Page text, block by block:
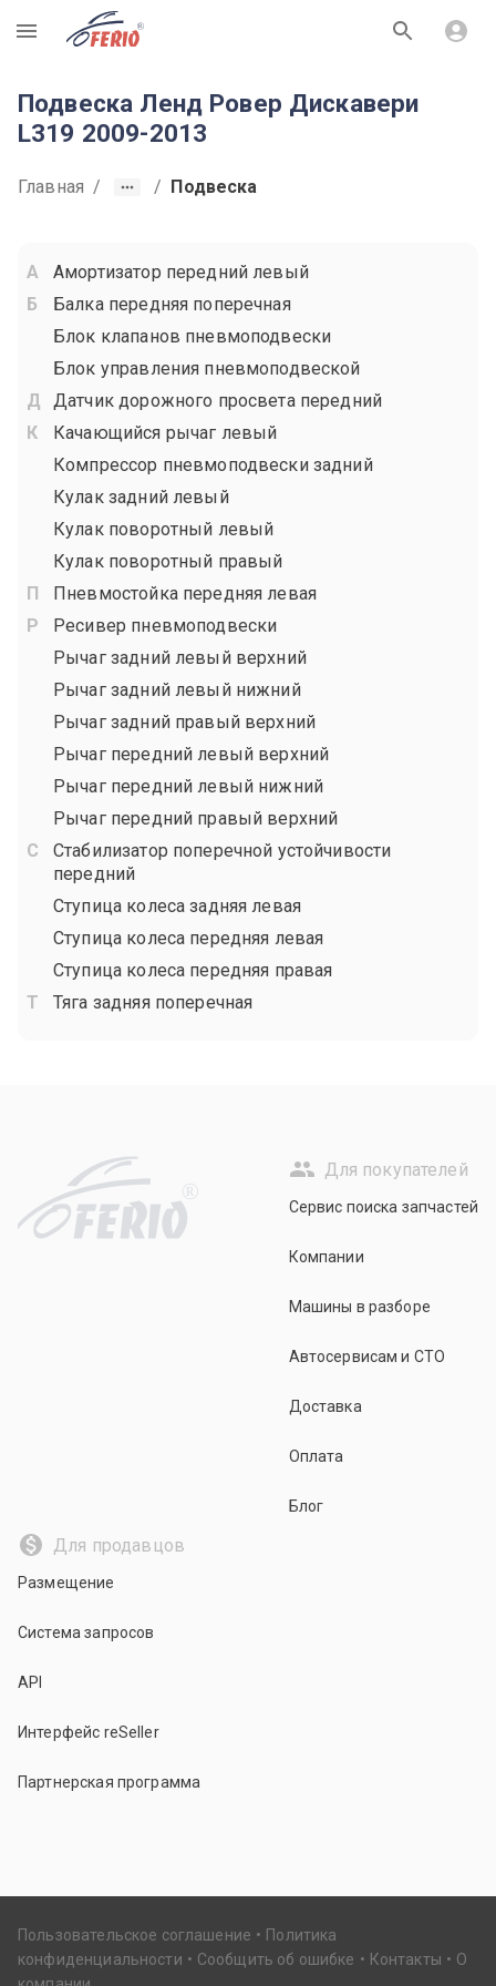
R
Подвеска Ленд Ровер Дискавери
L319 2009-2013
Главная / / Подвеска
Амортизатор передний левый
Балка передняя поперечная
Блок клапанов пневмоподвески
Блок управления пневмоподвеской
Датчик дорожного просвета передний
Качающийся рычаг левый
Компрессор пневмоподвески задний
Кулак задний левый
Кулак поворотный левый
Кулак поворотный правый
Пневмостойка передняя левая
Ресивер пневмоподвески
Рычаг задний левый верхний
Рычаг задний левый нижний
Рычаг задний правый верхний
Рычаг передний левый верхний
Рычаг передний левый нижний
Рычаг передний правый верхний
Стабилизатор поперечной устойчивости
передний
Ступица колеса задняя левая
Ступица колеса передняя левая
Ступица колеса передняя правая
Тяга задняя поперечная
R
Для покупателей
Сервис поиска запчастей
Компании
Машины в разборе
Автосервисам и СТО
Доставка
Оплата
Блог
Для продавцов
Размещение
Система запросов
API
Интерфейс reSeller
Партнерская программа
Пользовательское соглашение
Политика
конфиденциальности
Сообщить об ошибке Контакты
О